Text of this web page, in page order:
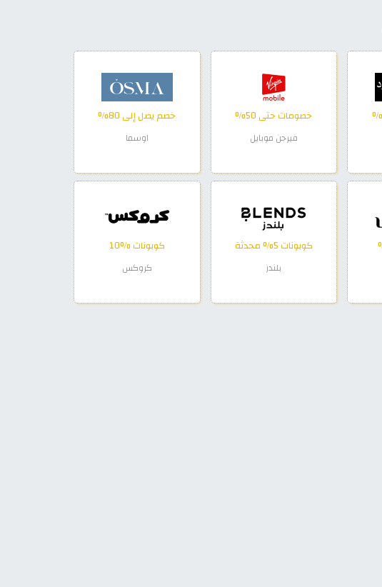
خصومات حتى 50%
فيرجن موبايل
خصم يصل إلى 80%
اوسما
كوبونات 5% محدثة
بلندز
كوبونات %10
كروكس